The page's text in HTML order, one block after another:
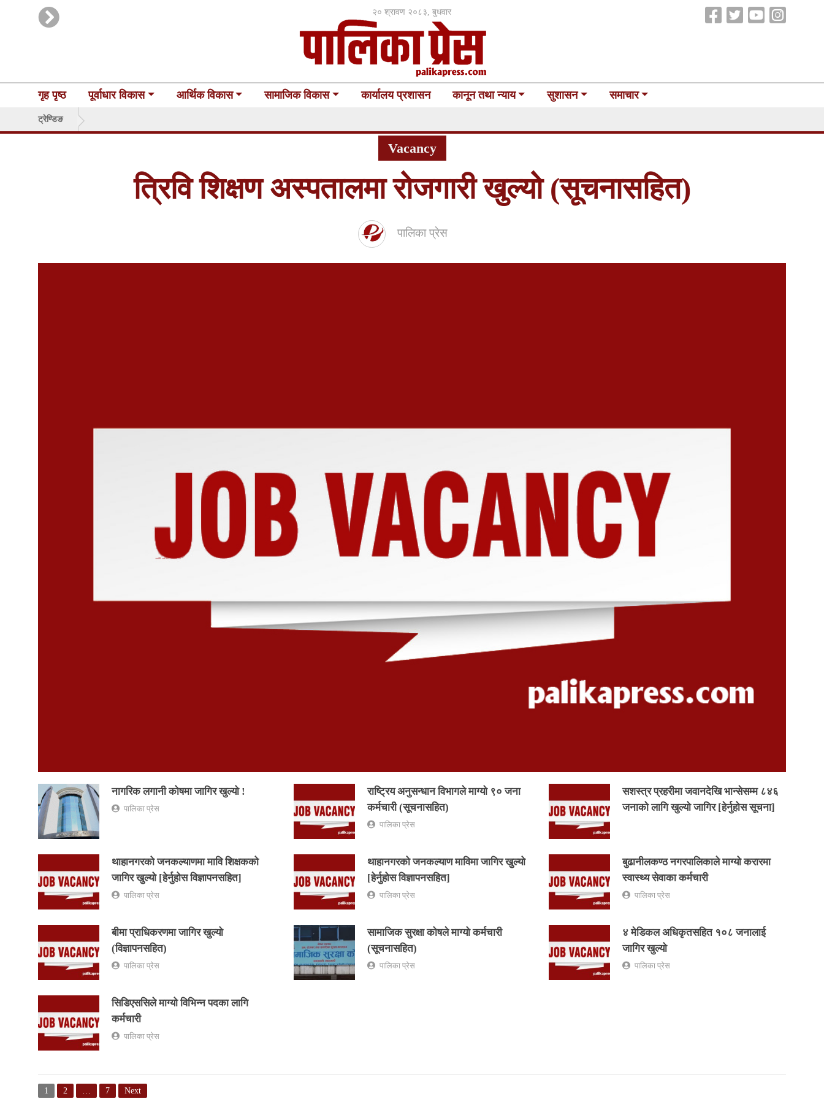
२० श्रावण २०८३, बुधवार
गृह पृष्ठ पूर्वाधार विकास आर्थिक विकास सामाजिक विकास कार्यालय प्रशासन कानून तथा न्याय सुशासन समाचार
ट्रेण्डिङ
Vacancy
त्रिवि शिक्षण अस्पतालमा रोजगारी खुल्यो (सूचनासहित)
पालिका प्रेस
नागरिक लगानी कोषमा जागिर खुल्यो !
पालिका प्रेस
राष्ट्रिय अनुसन्धान विभागले माग्यो ९० जना
कर्मचारी (सूचनासहित)
पालिका प्रेस
सशस्त्र प्रहरीमा जवानदेखि भान्सेसम्म ८४६
जनाको लागि खुल्यो जागिर [हेर्नुहोस सूचना]
थाहानगरको जनकल्याणमा मावि शिक्षकको
जागिर खुल्यो [हेर्नुहोस विज्ञापनसहित]
पालिका प्रेस
थाहानगरको जनकल्याण माविमा जागिर खुल्यो
[हेर्नुहोस विज्ञापनसहित]
पालिका प्रेस
बुढानीलकण्ठ नगरपालिकाले माग्यो करारमा
स्वास्थ्य सेवाका कर्मचारी
पालिका प्रेस
बीमा प्राधिकरणमा जागिर खुल्यो
(विज्ञापनसहित)
पालिका प्रेस
सामाजिक सुरक्षा कोषले माग्यो कर्मचारी
(सूचनासहित)
पालिका प्रेस
४ मेडिकल अधिकृतसहित १०८ जनालाई
जागिर खुल्यो
पालिका प्रेस
सिडिएससिले माग्यो विभिन्न पदका लागि
कर्मचारी
पालिका प्रेस
1 2 7 Next